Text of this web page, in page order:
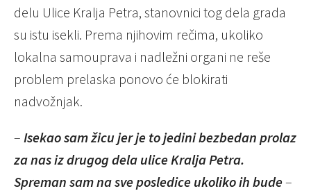
delu Ulice Kralja Petra, stanovnici tog dela grada
su istu isekli. Prema njihovim rečima, ukoliko
lokalna samouprava i nadležni organi ne reše
problem prelaska ponovo će blokirati
nadvožnjak.
– Isekao sam žicu jer je to jedini bezbedan prolaz
za nas iz drugog dela ulice Kralja Petra.
Spreman sam na sve posledice ukoliko ih bude–